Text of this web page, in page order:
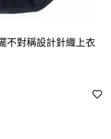
不對稱設計針織上衣